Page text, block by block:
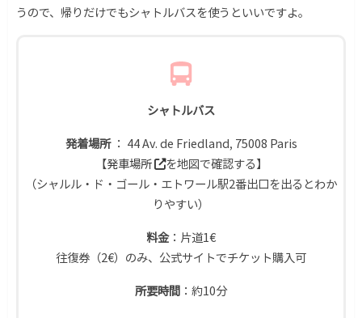
うので、帰りだけでもシャトルバスを使うといいですよ。
シャトルバス
発着場所： 44 Av. de Friedland, 75008 Paris
【発車場所
を地図で確認する】
（シャルル・ド・ゴール・エトワール駅2番出口を出るとわか
りやすい）
料金：片道1€
往復券（2€）のみ、公式サイトでチケット購入可
所要時間 ：約10分